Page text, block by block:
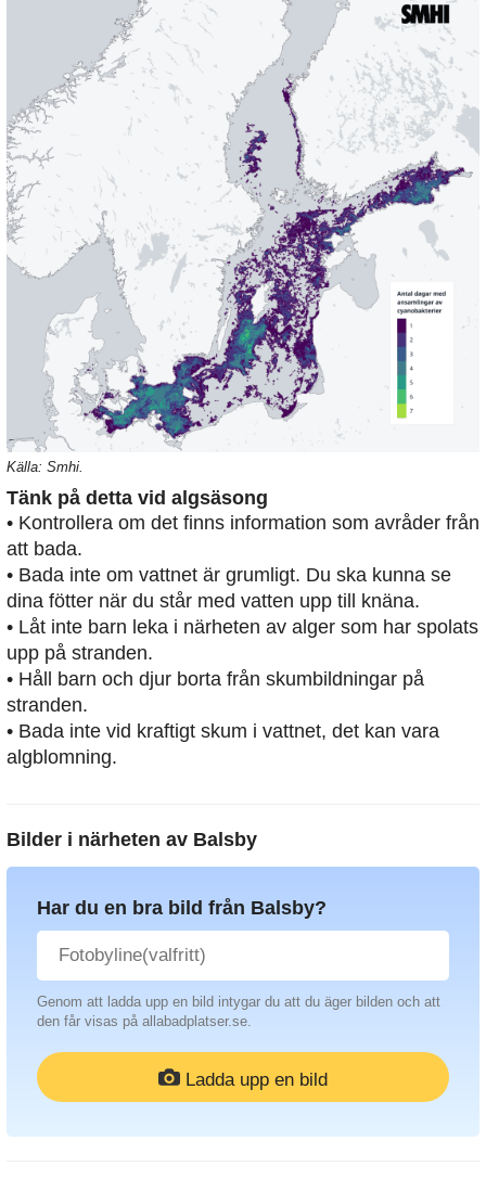
Källa: Smhi.
Tänk på detta vid algsäsong
• Kontrollera om det finns information som avråder från
att bada.
• Bada inte om vattnet är grumligt. Du ska kunna se
dina fötter när du står med vatten upp till knäna.
• Låt inte barn leka i närheten av alger som har spolats
upp på stranden.
• Håll barn och djur borta från skumbildningar på
stranden.
• Bada inte vid kraftigt skum i vattnet, det kan vara
algblomning.
Bilder i närheten av Balsby
Har du en bra bild från Balsby?
Genom att ladda upp en bild intygar du att du äger bilden och att
den får visas på allabadplatser.se.
Ladda upp en bild